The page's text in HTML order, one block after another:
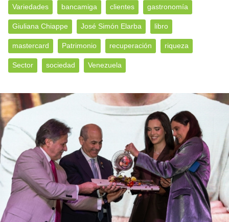
Variedades bancamiga clientes gastronomía
Giuliana Chiappe José Simón Elarba libro
mastercard Patrimonio recuperación riqueza
Sector sociedad Venezuela